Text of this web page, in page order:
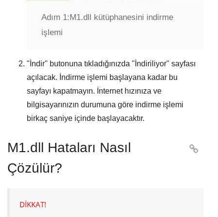
Adım 1:M1.dll kütüphanesini indirme
işlemi
" İndir" butonuna tıkladığınızda " İndiriliyor" sayfası
açılacak. İndirme işlemi başlayana kadar bu
sayfayı kapatmayın. İnternet hızınıza ve
bilgisayarınızın durumuna göre indirme işlemi
birkaç saniye içinde başlayacaktır.
M1.dll Hataları Nasıl
Çözülür?

DİKKAT!